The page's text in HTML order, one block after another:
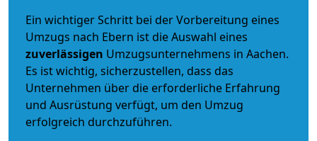
Ein wichtiger Schritt bei der Vorbereitung eines
Umzugs nach Ebern ist die Auswahl eines
zuverlässigen Umzugsunternehmens in Aachen.
Es ist wichtig, sicherzustellen, dass das
Unternehmen über die erforderliche Erfahrung
und Ausrüstung verfügt, um den Umzug
erfolgreich durchzuführen.